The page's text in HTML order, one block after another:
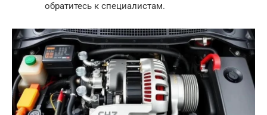
обратитесь к специалистам.